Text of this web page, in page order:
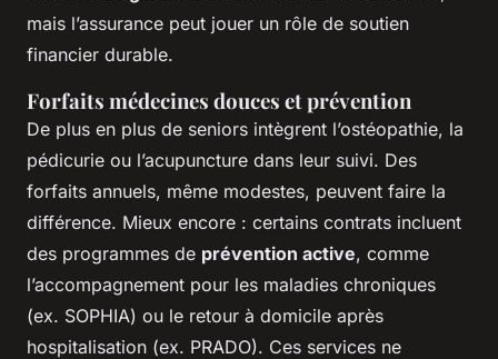
mais l’assurance peut jouer un rôle de soutien
financier durable.
Forfaits médecines douces et prévention
De plus en plus de seniors intègrent l’ostéopathie, la
pédicurie ou l’acupuncture dans leur suivi. Des
forfaits annuels, même modestes, peuvent faire la
différence. Mieux encore : certains contrats incluent
des programmes de prévention active, comme
l’accompagnement pour les maladies chroniques
(ex. SOPHIA) ou le retour à domicile après
hospitalisation (ex. PRADO). Ces services ne